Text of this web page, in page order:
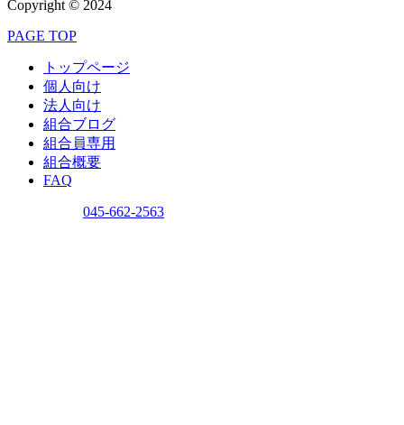
Copyright © 2024
PAGE TOP
トップページ
個人向け
法人向け
組合ブログ
組合員専用
組合概要
FAQ
045-662-2563